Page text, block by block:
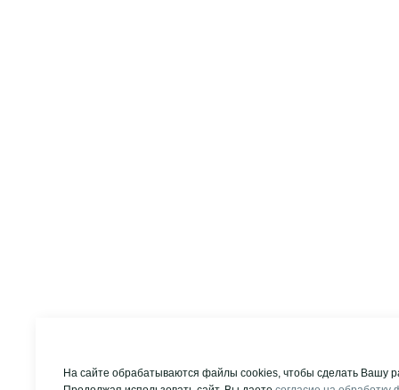
На сайте обрабатываются файлы cookies, чтобы сделать Вашу